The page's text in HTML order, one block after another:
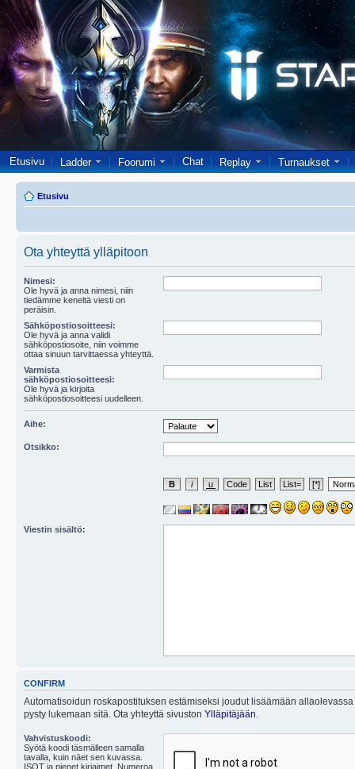
Etusivu Ladder Foorumi Chat Replay Turnaukset
Etusivu
Ota yhteyttä ylläpitoon
Nimesi:
Ole hyvä ja anna nimesi, niin
tiedämme keneltä viesti on
peräisin.
Sähköpostiosoitteesi:
Ole hyvä ja anna validi
sähköpostiosoite, niin voimme
ottaa sinuun tarvittaessa yhteyttä.
Varmista
sähköpostiosoitteesi:
Ole hyvä ja kirjoita
sähköpostiosoitteesi uudelleen.
Aihe:
Otsikko:
Viestin sisältö:
CONFIRM
Automatisoidun roskapostituksen estämiseksi joudut lisäämään
pysty lukemaan sitä. Ota yhteyttä sivuston Ylläpitäjään
Vahvistuskoodi:
Syötä koodi täsmälleen samalla
tavalla, kuin näet sen kuvassa.
ISOT ja pienet kirjaimet. Numeroa